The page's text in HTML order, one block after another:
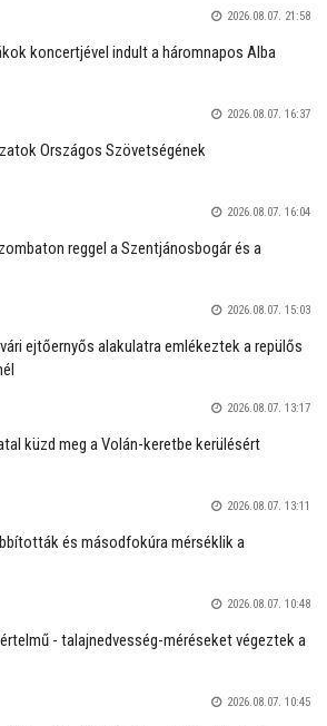
2026.08.07. 21:58
koncertjével indult a háromnapos Alba
2026.08.07. 16:37
Országos Szövetségének
2026.08.07. 16:04
reggel a Szentjánosbogár és a
2026.08.07. 15:03
ejtőernyős alakulatra emlékeztek a repülős
2026.08.07. 13:17
küzd meg a Volán-keretbe kerülésért
2026.08.07. 13:11
és másodfokúra mérséklik a
2026.08.07. 10:48
- talajnedvesség-méréseket végeztek a
2026.08.07. 10:45